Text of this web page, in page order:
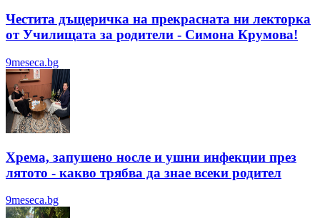
Честита дъщеричка на прекрасната ни лекторка
от Училищата за родители - Симона Крумова!
9meseca.bg
Хрема, запушено носле и ушни инфекции през
лятотo - какво трябва да знае всеки родител
9meseca.bg